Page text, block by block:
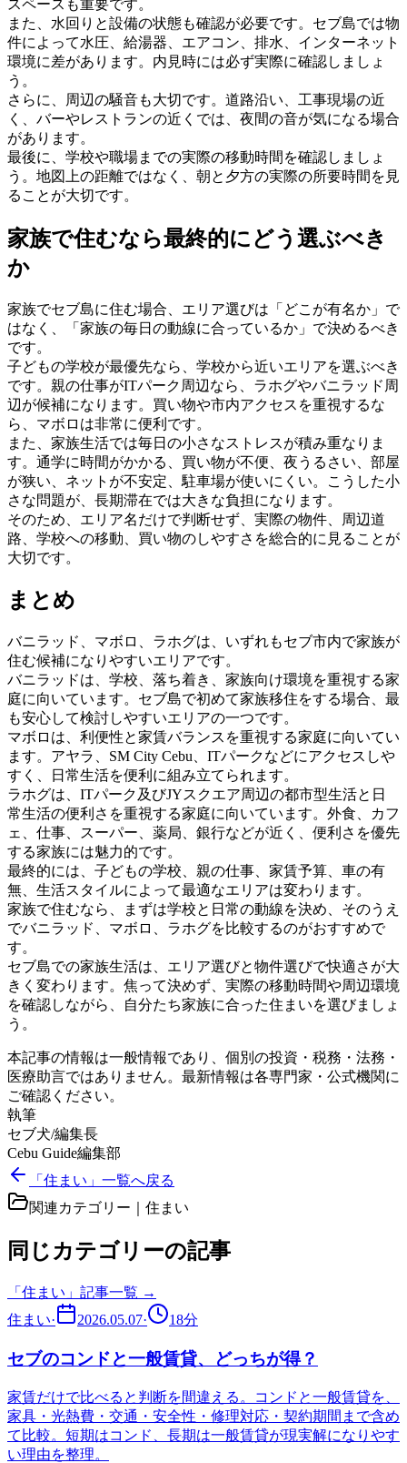
スペースも重要です。
また、水回りと設備の状態も確認が必要です。セブ島では物
件によって水圧、給湯器、エアコン、排水、インターネット
環境に差があります。内見時には必ず実際に確認しましょ
う。
さらに、周辺の騒音も大切です。道路沿い、工事現場の近
く、バーやレストランの近くでは、夜間の音が気になる場合
があります。
最後に、学校や職場までの実際の移動時間を確認しましょ
う。地図上の距離ではなく、朝と夕方の実際の所要時間を見
ることが大切です。
家族で住むなら最終的にどう選ぶべき
か
家族でセブ島に住む場合、エリア選びは「どこが有名か」で
はなく、「家族の毎日の動線に合っているか」で決めるべき
です。
子どもの学校が最優先なら、学校から近いエリアを選ぶべき
です。親の仕事がITパーク周辺なら、ラホグやバニラッド周
辺が候補になります。買い物や市内アクセスを重視するな
ら、マボロは非常に便利です。
また、家族生活では毎日の小さなストレスが積み重なりま
す。通学に時間がかかる、買い物が不便、夜うるさい、部屋
が狭い、ネットが不安定、駐車場が使いにくい。こうした小
さな問題が、長期滞在では大きな負担になります。
そのため、エリア名だけで判断せず、実際の物件、周辺道
路、学校への移動、買い物のしやすさを総合的に見ることが
大切です。
まとめ
バニラッド、マボロ、ラホグは、いずれもセブ市内で家族が
住む候補になりやすいエリアです。
バニラッドは、学校、落ち着き、家族向け環境を重視する家
庭に向いています。セブ島で初めて家族移住をする場合、最
も安心して検討しやすいエリアの一つです。
マボロは、利便性と家賃バランスを重視する家庭に向いてい
ます。アヤラ、SM City Cebu、ITパークなどにアクセスしや
すく、日常生活を便利に組み立てられます。
ラホグは、ITパーク及びJYスクエア周辺の都市型生活と日
常生活の便利さを重視する家庭に向いています。外食、カフ
ェ、仕事、スーパー、薬局、銀行などが近く、便利さを優先
する家族には魅力的です。
最終的には、子どもの学校、親の仕事、家賃予算、車の有
無、生活スタイルによって最適なエリアは変わります。
家族で住むなら、まずは学校と日常の動線を決め、そのうえ
でバニラッド、マボロ、ラホグを比較するのがおすすめで
す。
セブ島での家族生活は、エリア選びと物件選びで快適さが大
きく変わります。焦って決めず、実際の移動時間や周辺環境
を確認しながら、自分たち家族に合った住まいを選びましょ
う。
本記事の情報は一般情報であり、個別の投資・税務・法務・
医療助言ではありません。最新情報は各専門家・公式機関に
ご確認ください。
執筆
セブ犬/編集長
Cebu Guide編集部
「住まい」一覧へ戻る
関連カテゴリー｜ 住まい
同じカテゴリーの記事
「 住まい 」記事一覧 →
住まい· 2026.05.07· 18分
セブのコンドと一般賃貸、どっちが得？
家賃だけで比べると判断を間違える。コンドと一般賃貸を、
家具・光熱費・交通・安全性・修理対応・契約期間まで含め
て比較。短期はコンド、長期は一般賃貸が現実解になりやす
い理由を整理。